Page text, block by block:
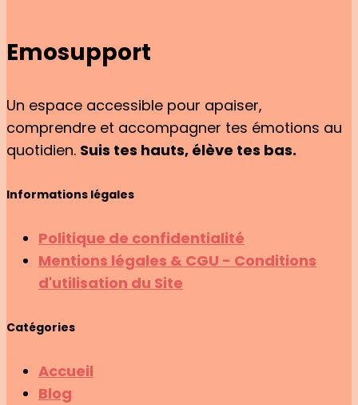
Emosupport
Un espace accessible pour apaiser,
comprendre et accompagner tes émotions au
quotidien. Suis tes hauts, élève tes bas.
Informations légales
Politique de confidentialité
Mentions légales & CGU - Conditions
d'utilisation du Site
Catégories
Accueil
Blog